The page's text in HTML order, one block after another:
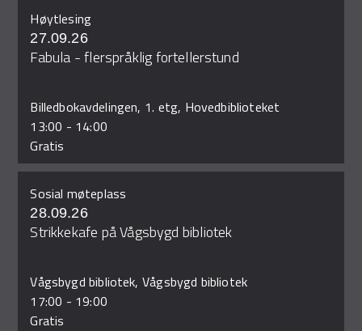
Høytlesing
27.09.26
Fabula - flerspråklig fortellerstund
Billedbokavdelingen, 1. etg, Hovedbiblioteket
13:00 - 14:00
Gratis
Sosial møteplass
28.09.26
Strikkekafe på Vågsbygd bibliotek
Vågsbygd bibliotek, Vågsbygd bibliotek
17:00 - 19:00
Gratis